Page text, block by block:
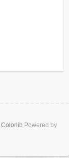
Colorlib Powered by